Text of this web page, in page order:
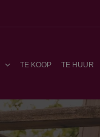
TE KOOP TE HUUR